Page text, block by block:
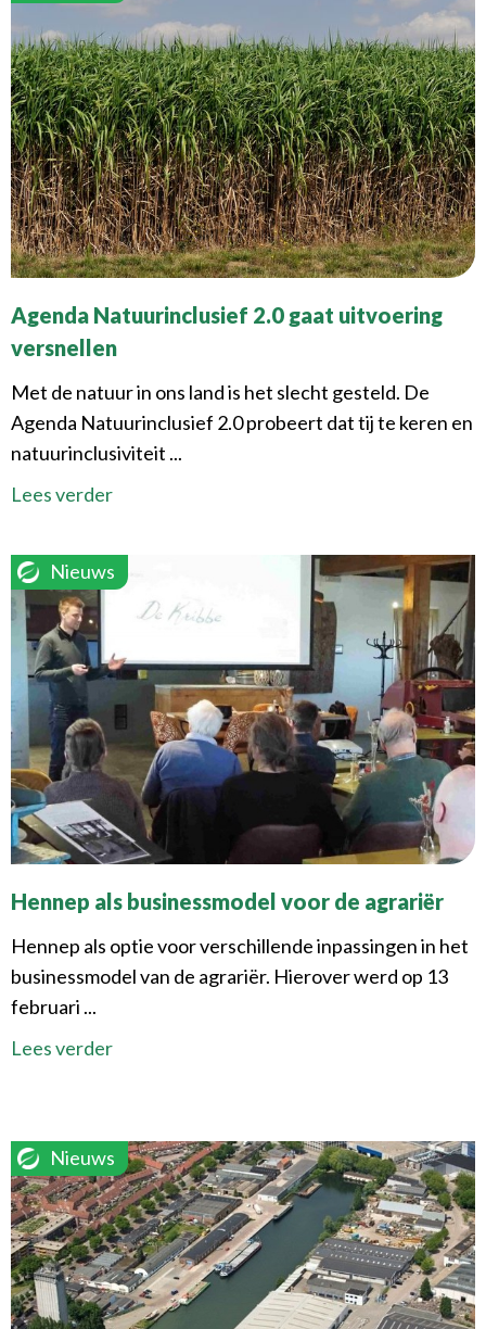
Lees verder
Agenda Natuurinclusief 2.0 gaat uitvoering
versnellen
Met de natuur in ons land is het slecht gesteld. De
Agenda Natuurinclusief 2.0 probeert dat tij te keren en
natuurinclusiviteit ...
Lees verder
Nieuws
Hennep als businessmodel voor de agrariër
Hennep als optie voor verschillende inpassingen in het
businessmodel van de agrariër. Hierover werd op 13
februari ...
Lees verder
Nieuws